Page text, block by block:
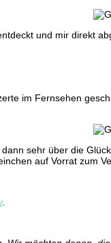
und mir direkt
im Fernsehen
sehr über die
auf Vorrat zum
.